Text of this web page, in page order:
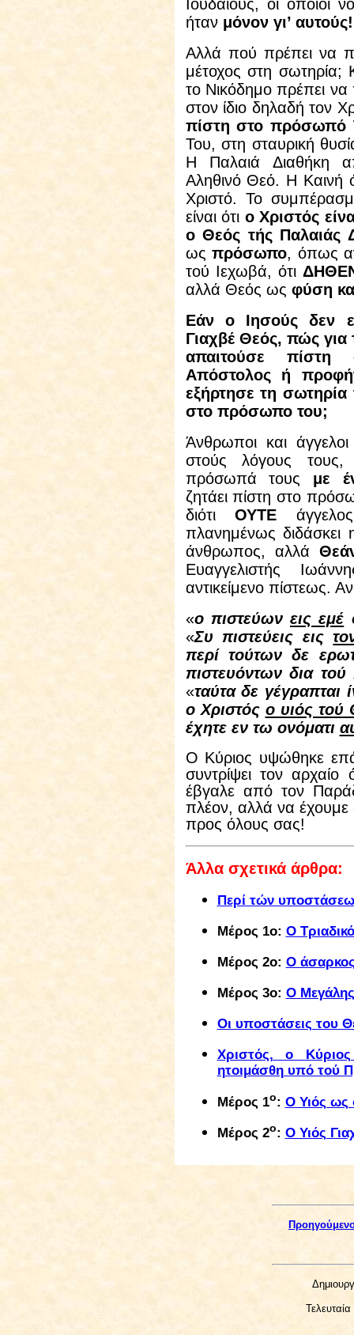
Ιουδαίους, οι οποίοι
ήταν μόνον γι’ αυτούς!
Αλλά πού πρέπει να
μέτοχος στη σωτηρία;
το Νικόδημο πρέπει
στον ίδιο δηλαδή τον
πίστη στο πρόσωπό
Του, στη σταυρική
Η Παλαιά Διαθήκη
Αληθινό Θεό. Η Καινή
Χριστό. Το
είναι ότι ο Χριστός
ο Θεός τής Παλαιάς
ως πρόσωπο, όπως
τού Ιεχωβά, ότι
αλλά Θεός ως φύση
Εάν ο Ιησούς δεν
Γιαχβέ Θεός, πώς
απαιτούσε
Απόστολος ή
εξήρτησε τη
στο πρόσωπο του;
Άνθρωποι και
στούς λόγους
πρόσωπά τους με
ζητάει πίστη στο
διότι ΟΥΤΕ
πλανημένως διδάσκει
άνθρωπος, αλλά
Ευαγγελιστής
αντικείμενο πίστεως.
«ο πιστεύων εις εμέ
«Συ πιστεύεις εις
περί τούτων δε
πιστευόντων δια
«ταύτα δε γέγραπται
ο Χριστός ο υιός τού
έχητε εν τω ονόματι
Ο Κύριος υψώθηκε
συντρίψει τον
έβγαλε από τον
πλέον, αλλά να έχουμε
προς όλους σας!
Άλλα σχετικά άρθρα:
Περί τών
Μέρος 1ο: Ο
Μέρος 2ο: Ο
Μέρος 3ο: Ο
Οι υποστάσεις του
Χριστός, ο
ητοιμάσθη υπό τού
Μέρος 1ο: Ο Υιός ως
Μέρος 2ο: Ο Υιός